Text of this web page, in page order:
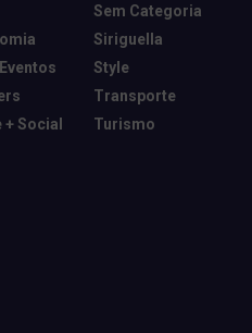
+ Social
Sem Categoria
Siriguella
Style
Transporte
Turismo